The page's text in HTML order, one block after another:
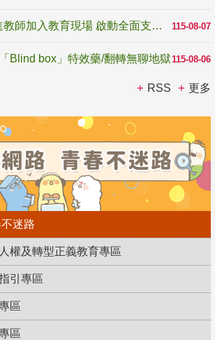
115-08-07
迎接115學年度新進教師加入教育現場 啟動全面支持陪伴
115-08-06
Blind box」特效藥/翻轉無聊地獄
RSS 更多
迷路
權及轉型正義教育專區
引專區
區
區